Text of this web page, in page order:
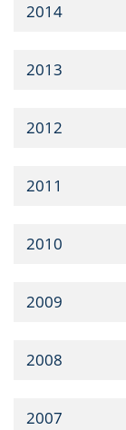
2014
2013
2012
2011
2010
2009
2008
2007